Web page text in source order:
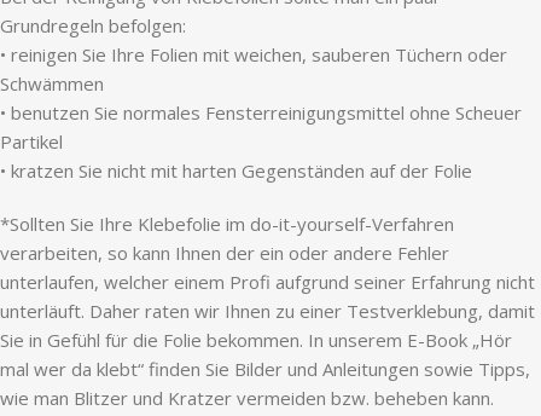
Grundregeln befolgen:
• reinigen Sie Ihre Folien mit weichen, sauberen Tüchern oder
Schwämmen
• benutzen Sie normales Fensterreinigungsmittel ohne Scheuer
Partikel
• kratzen Sie nicht mit harten Gegenständen auf der Folie
*Sollten Sie Ihre Klebefolie im do-it-yourself-Verfahren
verarbeiten, so kann Ihnen der ein oder andere Fehler
unterlaufen, welcher einem Profi aufgrund seiner Erfahrung nicht
unterläuft. Daher raten wir Ihnen zu einer Testverklebung, damit
Sie in Gefühl für die Folie bekommen. In unserem E-Book „Hör
mal wer da klebt“ finden Sie Bilder und Anleitungen sowie Tipps,
wie man Blitzer und Kratzer vermeiden bzw. beheben kann.